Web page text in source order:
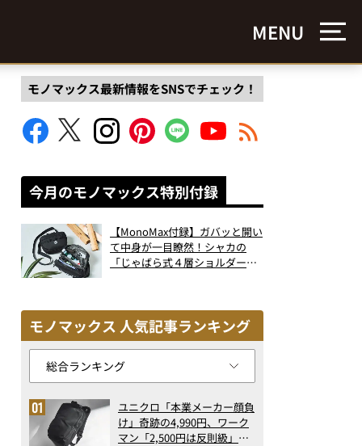
MENU
モノマックス最新情報をSNSでチェック！
今月のモノマックス特別付録
【MonoMax付録】ガバッと開い
て中身が一目瞭然！シャカの
「じゃばら式４層ショルダーバ
モノマックス 人気記事ランキング
ユニクロ「本業メーカー顔負
け」奇跡の4,990円、ワーク
マン「2,500円は反則級」凄